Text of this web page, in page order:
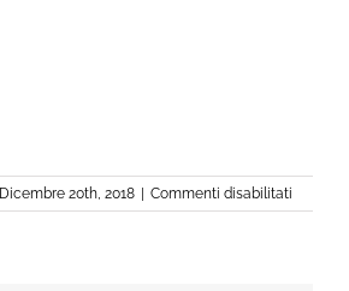
Dicembre 20th, 2018 Commenti disabilitati
YOGA